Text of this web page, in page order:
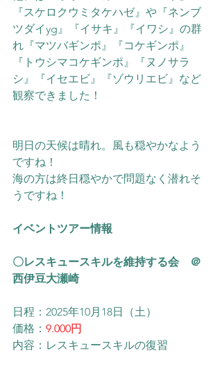
『スケロクウミタケハゼ』や『ネンブ
ツダイyg』『イサキ』『イワシ』の群
れ『マツバギンポ』『コケギンポ』
『トウシマコケギンポ』『ヌノサラ
シ』『イセエビ』『ゾウリエビ』 など
観察できました！
明日の天候は晴れ。風も穏やかなよう
ですね！
海の方は終日穏やかで問題なく潜れそ
うですね！
イベントツアー情報
〇レスキュースキルを維持する会　＠
西伊豆大瀬崎
日程：2025年10月18日（土）
価格： 9.000円
内容：レスキュースキルの復習